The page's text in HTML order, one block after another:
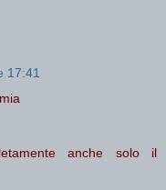
17:41
anche solo il